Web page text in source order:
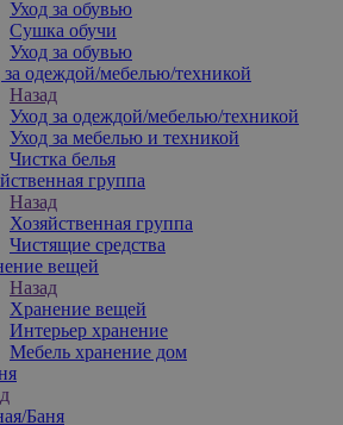
Уход за обувью
Сушка обучи
Уход за обувью
за одеждой/мебелью/техникой
Назад
Уход за одеждой/мебелью/техникой
Уход за мебелью и техникой
Чистка белья
группа
Назад
Хозяйственная группа
Чистящие средства
вещей
Назад
Хранение вещей
Интерьер хранение
Мебель хранение дом
Баня